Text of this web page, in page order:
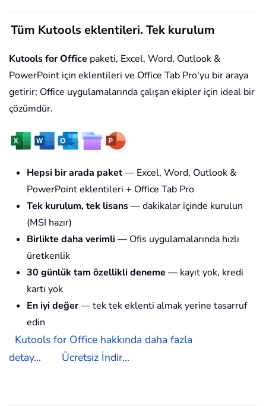
Tüm Kutools eklentileri. Tek kurulum
Kutools for Office paketi, Excel, Word, Outlook &
PowerPoint için eklentileri ve Office Tab Pro'yu bir araya
getirir; Office uygulamalarında çalışan ekipler için ideal bir
çözümdür.
Hepsi bir arada paket— Excel, Word, Outlook &
PowerPoint eklentileri + Office Tab Pro
Tek kurulum, tek lisans— dakikalar içinde kurulun
(MSI hazır)
Birlikte daha verimli — Ofis uygulamalarında hızlı
üretkenlik
30 günlük tam özellikli deneme — kayıt yok, kredi
kartı yok
En iyi değer— tek tek eklenti almak yerine tasarruf
edin
Kutools for Office hakkında daha fazla
detay...
Ücretsiz İndir...